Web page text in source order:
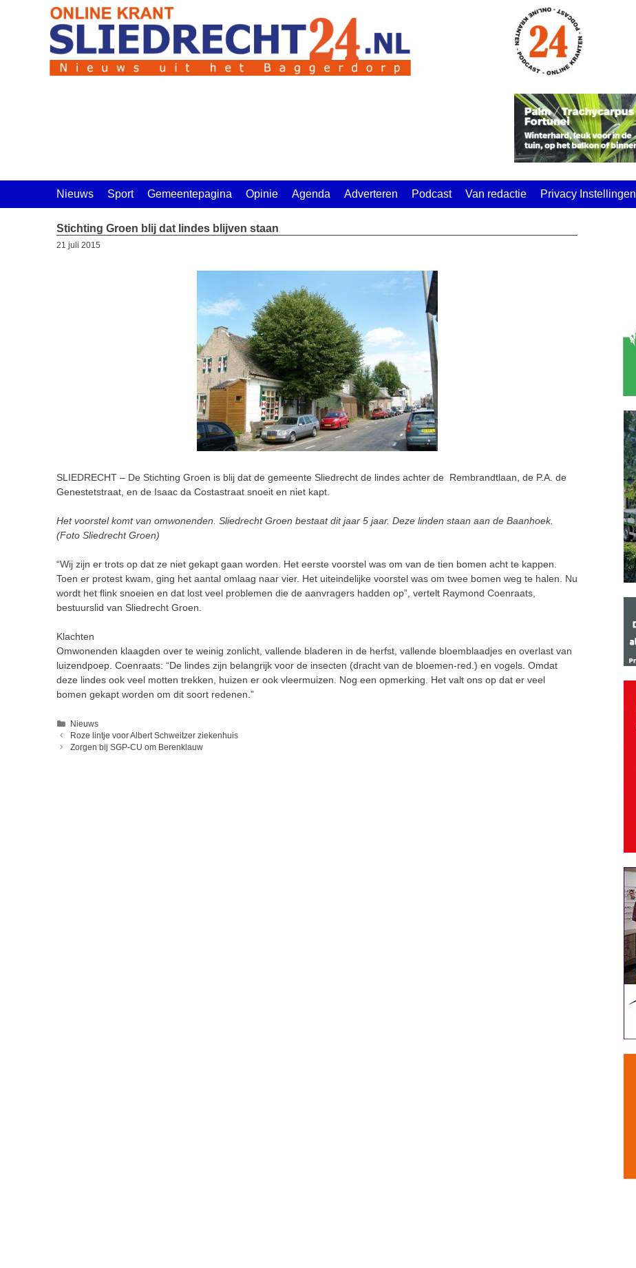
Nieuws Sport Gemeentepagina Opinie Agenda Adverteren Podcast Van redactie Privacy Instellingen
Stichting Groen blij dat lindes blijven staan
21 juli 2015
SLIEDRECHT – De Stichting Groen is blij dat de gemeente Sliedrecht de lindes achter de Rembrandtlaan, de P.A. de
Genestetstraat, en de Isaac da Costastraat snoeit en niet kapt.
Het voorstel komt van omwonenden. Sliedrecht Groen bestaat dit jaar 5 jaar. Deze linden staan aan de Baanhoek.
(Foto Sliedrecht Groen)
“Wij zijn er trots op dat ze niet gekapt gaan worden. Het eerste voorstel was om van de tien bomen acht te kappen.
Toen er protest kwam, ging het aantal omlaag naar vier. Het uiteindelijke voorstel was om twee bomen weg te halen. Nu
wordt het flink snoeien en dat lost veel problemen die de aanvragers hadden op”, vertelt Raymond Coenraats,
bestuurslid van Sliedrecht Groen.
Klachten
Omwonenden klaagden over te weinig zonlicht, vallende bladeren in de herfst, vallende bloemblaadjes en overlast van
luizendpoep. Coenraats: “De lindes zijn belangrijk voor de insecten (dracht van de bloemen-red.) en vogels. Omdat
deze lindes ook veel motten trekken, huizen er ook vleermuizen. Nog een opmerking. Het valt ons op dat er veel
bomen gekapt worden om dit soort redenen.”
Categorieën
Nieuws
Roze lintje voor Albert Schweitzer ziekenhuis
Zorgen bij SGP-CU om Berenklauw